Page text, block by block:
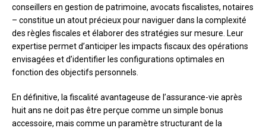
conseillers en gestion de patrimoine, avocats fiscalistes, notaires
– constitue un atout précieux pour naviguer dans la complexité
des règles fiscales et élaborer des stratégies sur mesure. Leur
expertise permet d’anticiper les impacts fiscaux des opérations
envisagées et d’identifier les configurations optimales en
fonction des objectifs personnels.
En définitive, la fiscalité avantageuse de l’assurance-vie après
huit ans ne doit pas être perçue comme un simple bonus
accessoire, mais comme un paramètre structurant de la